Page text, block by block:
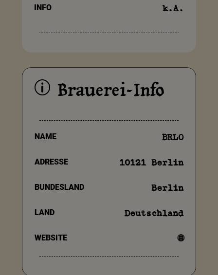
INFO k.A.
p Brauerei-Info
NAME BRLO
ADRESSE 10121 Berlin
BUNDESLAND Berlin
LAND Deutschland
WEBSITE 🌐